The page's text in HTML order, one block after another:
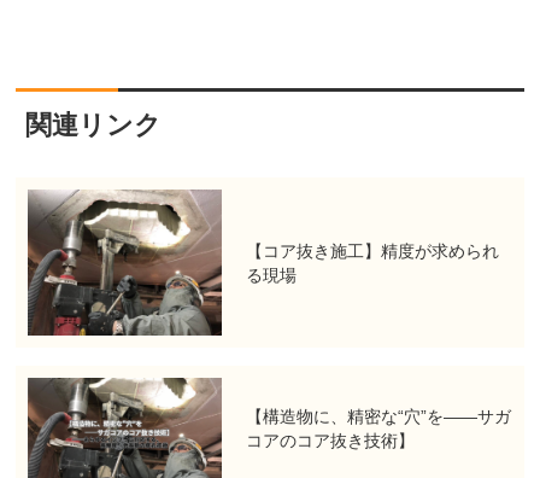
関連リンク
【コア抜き施工】精度が求められ
る現場
【構造物に、精密な“穴”を――サガ
コアのコア抜き技術】